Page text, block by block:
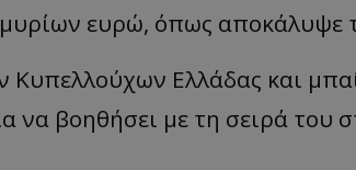
ευρώ, όπως αποκάλυψε
Ελλάδας και
να βοηθήσει με τη σειρά του